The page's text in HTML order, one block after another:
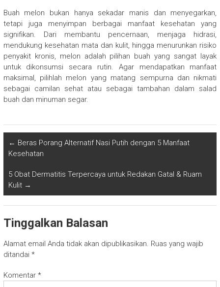
Buah melon bukan hanya sekadar manis dan menyegarkan,
tetapi juga menyimpan berbagai manfaat kesehatan yang
signifikan. Dari membantu pencernaan, menjaga hidrasi,
mendukung kesehatan mata dan kulit, hingga menurunkan risiko
penyakit kronis, melon adalah pilihan buah yang sangat layak
untuk dikonsumsi secara rutin. Agar mendapatkan manfaat
maksimal, pilihlah melon yang matang sempurna dan nikmati
sebagai camilan sehat atau sebagai tambahan dalam salad
buah dan minuman segar.
← Beras Porang Alternatif Nasi Putih dengan 5 Manfaat
Kesehatan
5 Obat Dermatitis Terpercaya untuk Redakan Gatal & Ruam
Kulit →
Tinggalkan Balasan
Alamat email Anda tidak akan dipublikasikan. Ruas yang wajib
ditandai *
Komentar *